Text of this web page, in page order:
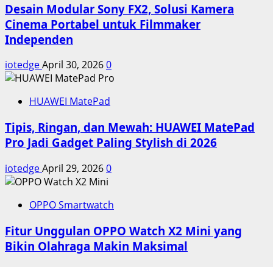
Desain Modular Sony FX2, Solusi Kamera
Cinema Portabel untuk Filmmaker
Independen
iotedgeApril 30, 20260
HUAWEI MatePad
Tipis, Ringan, dan Mewah: HUAWEI MatePad
Pro Jadi Gadget Paling Stylish di 2026
iotedgeApril 29, 20260
OPPO Smartwatch
Fitur Unggulan OPPO Watch X2 Mini yang
Bikin Olahraga Makin Maksimal